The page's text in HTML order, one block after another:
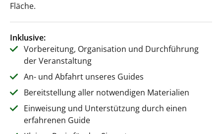
Fläche.
Inklusive:
Vorbereitung, Organisation und Durchführung
der Veranstaltung
An- und Abfahrt unseres Guides
Bereitstellung aller notwendigen Materialien
Einweisung und Unterstützung durch einen
erfahrenen Guide